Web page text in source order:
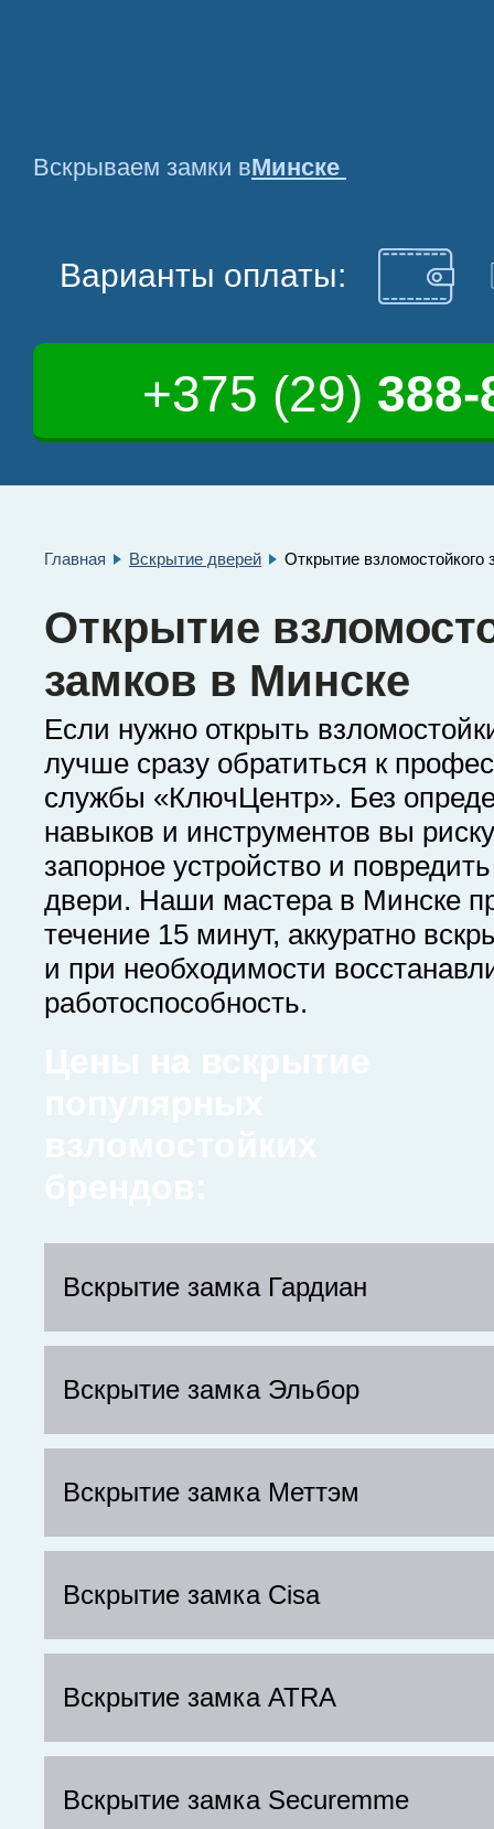
+375 (29) 388-
Вскрываем замки вМинске
Варианты оплаты:
Главная Вскрытие дверей Открытие взломостойкого
Открытие
замков в Минске
Если нужно открыть
лучше сразу обратиться к
службы «КлючЦентр». Без
навыков и инструментов вы
запорное устройство и
двери. Наши мастера в Минске
течение 15 минут, аккуратно
и при необходимости
работоспособность.
Вскрытие замка Гардиан
Вскрытие замка Эльбор
Вскрытие замка Меттэм
Вскрытие замка Cisa
Вскрытие замка ATRA
Вскрытие замка Securemme